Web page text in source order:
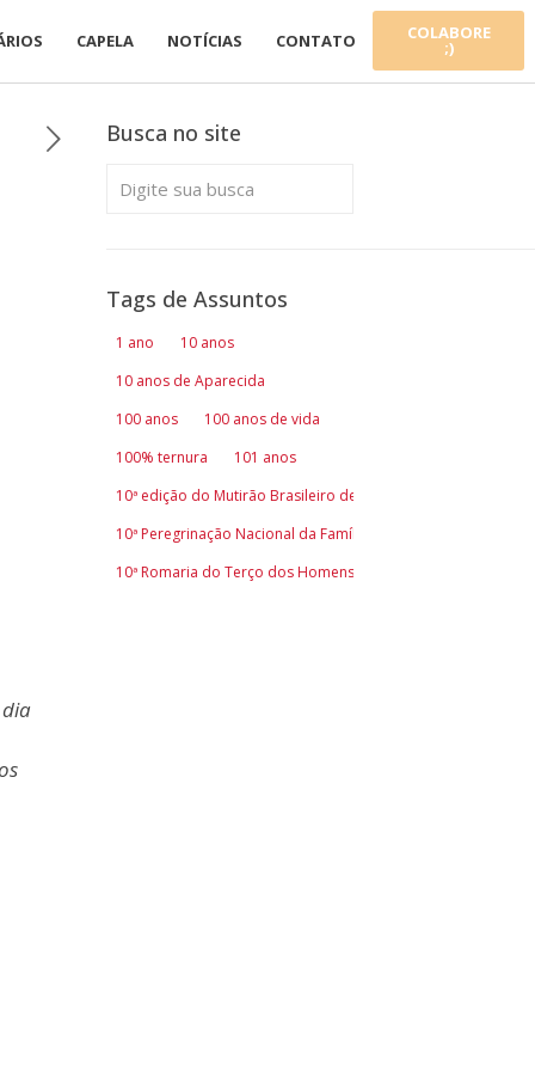
CAPELA NOTÍCIAS CONTATO COLABORE
;)
Busca no site
Tags de Assuntos
1 ano
10 anos
10 anos de Aparecida
100 anos
100 anos de vida
100% ternura
101 anos
10ª edição do Mutirão Brasileiro de Comunicação
10ª Peregrinação Nacional da Família
10ª Romaria do Terço dos Homens